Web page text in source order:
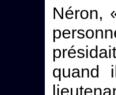
Néron,
quand